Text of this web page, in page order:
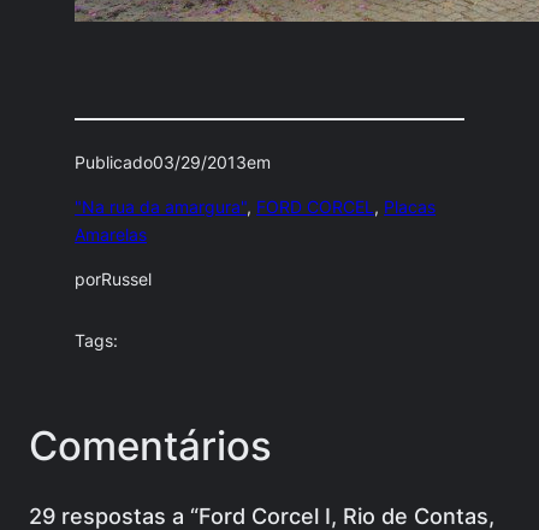
Publicado03/29/2013em
"Na rua da amargura", FORD CORCEL, Placas
Amarelas
porRussel
Tags:
Comentários
29 respostas a “Ford Corcel I, Rio de Contas,